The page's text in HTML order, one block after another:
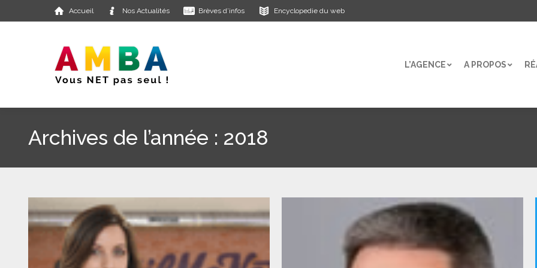
Accueil Nos Actualités Brèves d’infos Encyclopedie du web
L’AGENCE A PROPOS
Archives de l’année : 2018